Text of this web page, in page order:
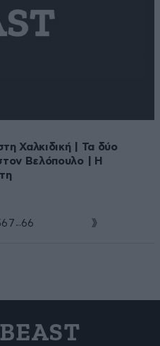
Χαλκιδική | Τα δύο
Βελόπουλο | Η
6 7 ...66